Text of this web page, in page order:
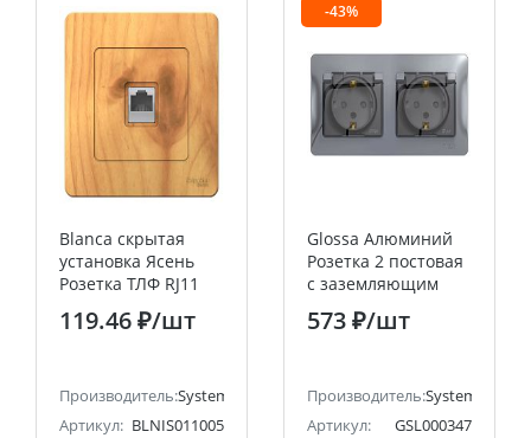
(ранее Schneider Electric)
Blanca скрытая
установка Ясень
Розетка ТЛФ RJ11
Systeme Electric
(Schneider Electric)
119.46 ₽/шт
Производитель:Systeme Electric (ранее Schneider Electric)
Артикул: BLNIS011005
-43%
Glossa Алюминий
Розетка 2 постовая
с заземляющим
контактом, со
шторками (в сборе
(Schneider Electric)
573 ₽/шт
Производитель:Systeme
Артикул:
GSL000347